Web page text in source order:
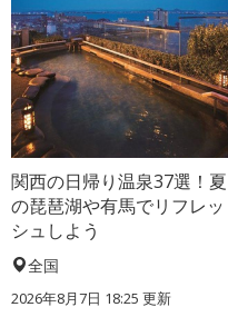
関西の日帰り温泉37選！夏
の琵琶湖や有馬でリフレッ
シュしよう
全国
2026年8月7日 18:25 更新